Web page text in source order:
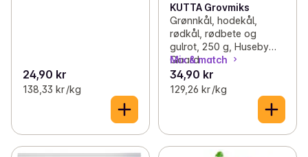
24,90 kr
138,33 kr /kg
KUTTA Grovmiks
Grønnkål, hodekål,
rødkål, rødbete og
gulrot, 250 g, Huseby
Gaard
Mix & match
34,90 kr
129,26 kr /kg